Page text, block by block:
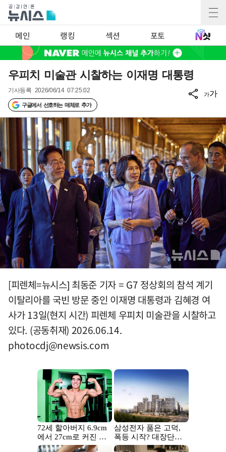
메인 랭킹 섹션 포토
우피치 미술관 시찰하는 이재명 대통령
기사등록 2026/06/14 07:25:02
구글에서 선호하는 매체로 추가
가가
[피렌체=뉴시스] 최동준 기자 = G7 정상회의 참석 계기
이탈리아를 국빈 방문 중인 이재명 대통령과 김혜경 여
사가 13일(현지 시간) 피렌체 우피치 미술관을 시찰하고
있다. (공동취재) 2026.06.14.
photocdj@newsis.com